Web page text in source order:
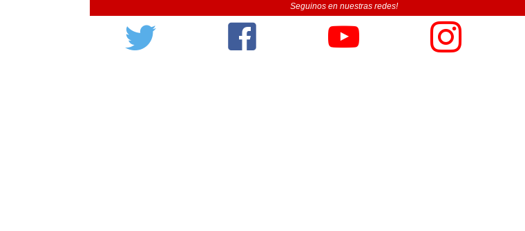
Seguinos en nuestras redes!